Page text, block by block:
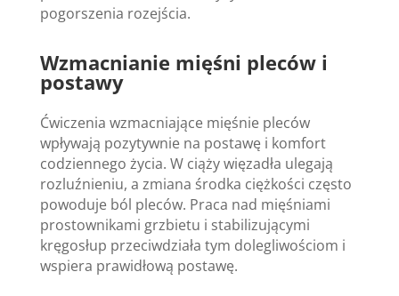
pogorszenia rozejścia.
Wzmacnianie mięśni pleców i
postawy
Ćwiczenia wzmacniające mięśnie pleców
wpływają pozytywnie na postawę i komfort
codziennego życia. W ciąży więzadła ulegają
rozluźnieniu, a zmiana środka ciężkości często
powoduje ból pleców. Praca nad mięśniami
prostownikami grzbietu i stabilizującymi
kręgosłup przeciwdziała tym dolegliwościom i
wspiera prawidłową postawę.